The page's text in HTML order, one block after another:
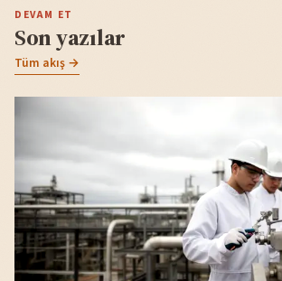
DEVAM ET
Son yazılar
Tüm akış →